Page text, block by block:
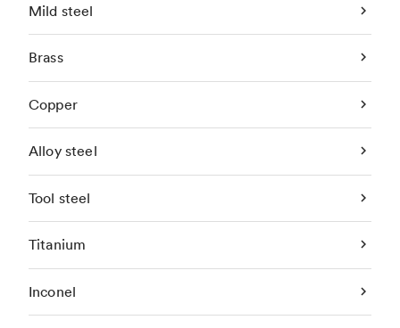
Mild steel
Brass
Copper
Alloy steel
Tool steel
Titanium
Inconel